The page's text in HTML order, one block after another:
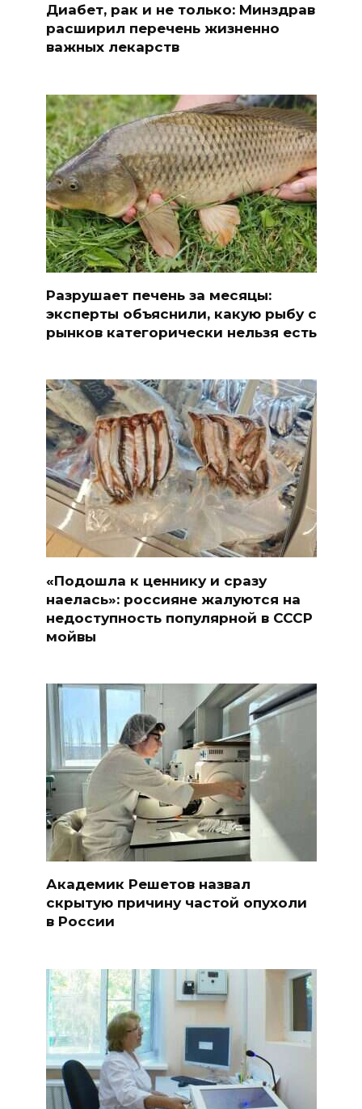
Диабет, рак и не только: Минздрав
расширил перечень жизненно
важных лекарств
Разрушает печень за месяцы:
эксперты объяснили, какую рыбу с
рынков категорически нельзя есть
«Подошла к ценнику и сразу
наелась»: россияне жалуются на
недоступность популярной в СССР
мойвы
Академик Решетов назвал
скрытую причину частой опухоли
в России